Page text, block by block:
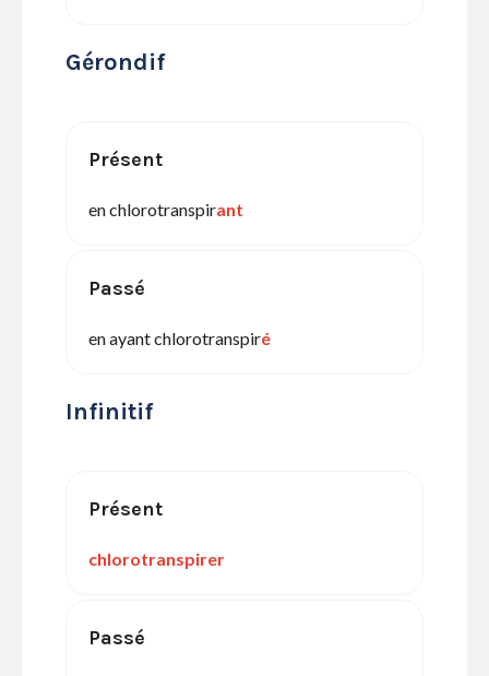
Gérondif
Présent
en chlorotranspirant
Passé
en ayant chlorotranspiré
Infinitif
Présent
chlorotranspirer
Passé